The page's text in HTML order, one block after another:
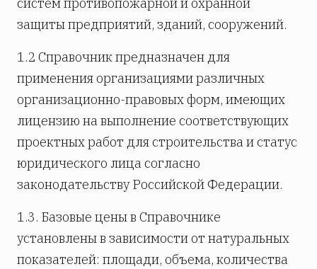
систем противопожарной и охранной
защиты предприятий, зданий, сооружений.
1.2 Справочник предназначен для
применения организациями различных
организационно-правовых форм, имеющих
лицензию на выполнение соответствующих
проектных работ для строительства и статус
юридического лица согласно
законодательству Российской Федерации.
1.3. Базовые цены в Справочнике
установлены в зависимости от натуральных
показателей: площади, объема, количества